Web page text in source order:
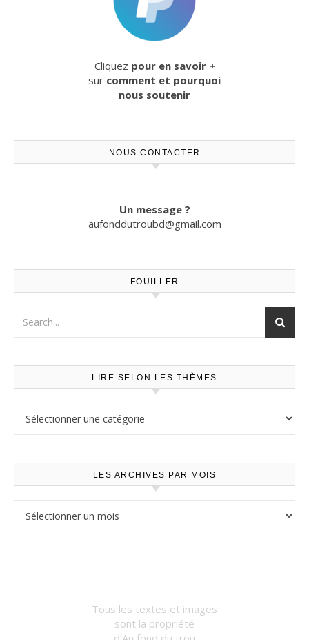
Cliquez pour en savoir +
sur comment et pourquoi
nous soutenir
NOUS CONTACTER
Un message ?
aufonddutroubd@gmail.com
FOUILLER
LIRE SELON LES THÈMES
LES ARCHIVES PAR MOIS
Tous les textes et images
sont la propriété